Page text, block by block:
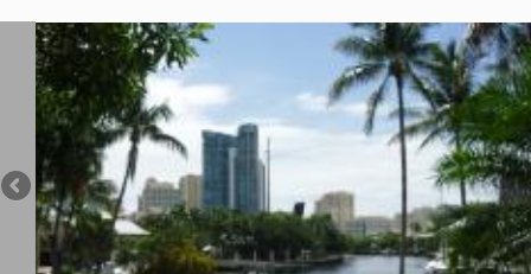
Entra
Aiuto
Valuta €
Lingua